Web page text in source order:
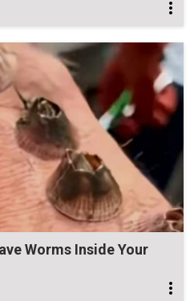
Worms Inside Your